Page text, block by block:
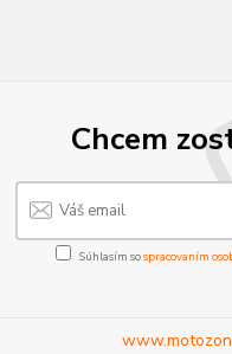
Chcem
Súhlasím sospracovaním